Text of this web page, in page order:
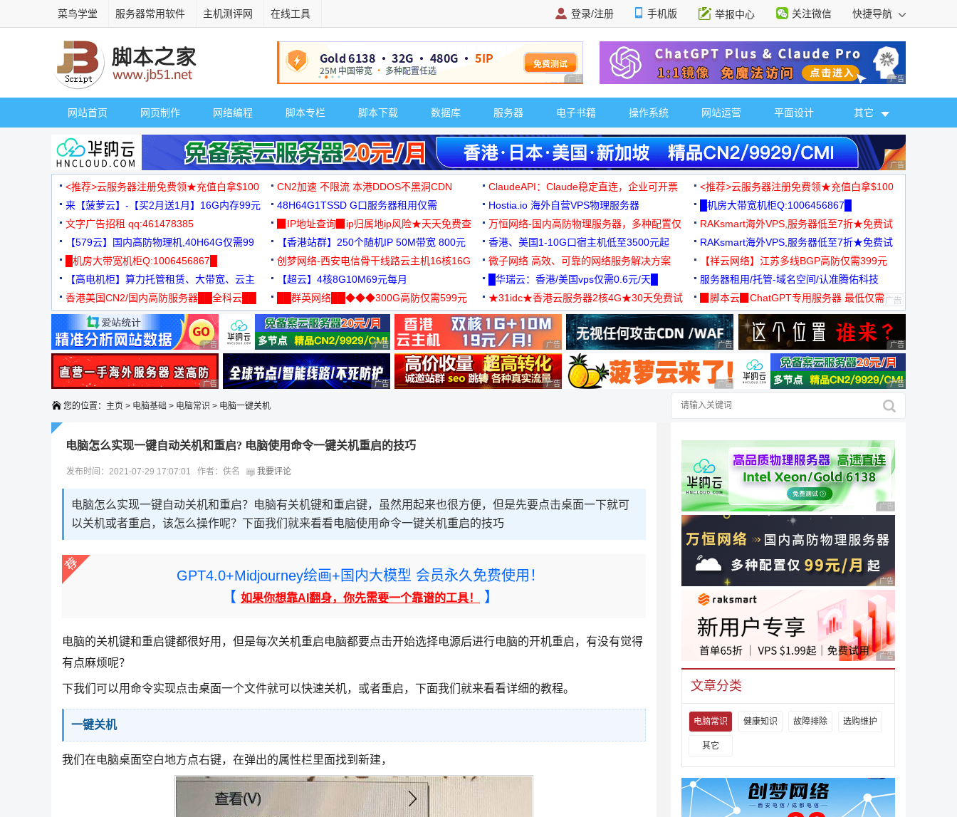
菜鸟学堂 服务器常用软件 主机测评网 在线工具 登录/注册 手机版 举报中心 关注微信 快捷导航
广告 商业广告，理性选择 广告 商业广告，理
网站首页 网页制作 网络编程 脚本专栏 脚本下载 数据库 服务器 电子书籍 操作系统 网站运营 平面设计 其它
广告 商业广告，理
<推荐>云服务器注册免费领★充值白拿$100 CN2加速 不限流 本港DDOS不黑洞CDN ClaudeAPI：Claude稳定直连，企业可开票
<推荐>云服务器注册免费领★充值白拿$100
来【菠萝云】-【买2月送1月】16G内存99元
48H64G1TSSD G口服务器租用仅需
3000+可免费测试
Hostia.io 海外自营VPS物理服务器
█机房大带宽机柜Q:1006456867█
文字广告招租 qq:461478385
▉IP地址查询▉ip归属地ip风险★天天免费查
万恒网络-国内高防物理服务器，多种配置仅
99元/月起
RAKsmart海外VPS,服务器低至7折★免费试
用★
【579云】国内高防物理机,40H64G仅需99
元
【香港站群】250个随机IP 50M带宽 800元 香港、美国1-10G口宿主机低至3500元起
RAKsmart海外VPS,服务器低至7折★免费试
用★
█机房大带宽机柜Q:1006456867█
创梦网络-西安电信骨干线路云主机16核16G
88元/月
微子网络 高效、可靠的网络服务解决方案
【祥云网络】江苏多线BGP高防仅需399元
【高电机柜】算力托管租赁、大带宽、云主
机
【超云】4核8G10M69元每月 █华瑞云：香港/美国vps仅需0.6元/天█
服务器租用/托管-域名空间/认准腾佑科技
香港美国CN2/国内高防服务器██全科云██
██群英网络██◆◆◆300G高防仅需599元
◆◆◆
★31idc★香港云服务器2核4G★30天免费试
用◆
▉脚本云▉ChatGPT专用服务器 最低仅需
19元/月
广告 商业广告，理性选择 广告 商业广告，理性选择 广告 商业广告，理性选择 广告 商业广告，理性选择 广告 商业广告，理
广告 商业广告，理性选择 广告 商业广告，理性选择 广告 商业广告，理性选择 广告 商业广告，理性选择 广告 商业广告，理
您的位置： 主页 > 电脑基础 > 电脑常识 > 电脑一键关机
电脑怎么实现一键自动关机和重启? 电脑使用命令一键关机重启的技巧
发布时间：2021-07-29 17:07:01 作者：佚名 我要评论
电脑怎么实现一键自动关机和重启？电脑有关机键和重启键，虽然用起来也很方便，但是先要点击桌面一下就可
以关机或者重启，该怎么操作呢？下面我们就来看看电脑使用命令一键关机重启的技巧
GPT4.0+Midjourney绘画+国内大模型 会员永久免费使用！
【 如果你想靠AI翻身，你先需要一个靠谱的工具！ 】
电脑的关机键和重启键都很好用，但是每次关机重启电脑都要点击开始选择电源后进行电脑的开机重启，有没有觉得
有点麻烦呢？
下我们可以用命令实现点击桌面一个文件就可以快速关机，或者重启，下面我们就来看看详细的教程。
一键关机
我们在电脑桌面空白地方点右键，在弹出的属性栏里面找到新建，
广告 商业广告，理性
广告 商业广告，理性
广告 商业广告，理性
文章分类
电脑常识 健康知识 故障排除 选购维护
其它